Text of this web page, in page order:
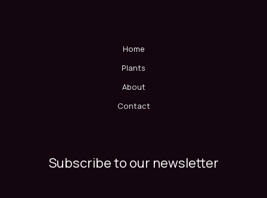
Home
Plants
About
Contact
Subscribe to our newsletter